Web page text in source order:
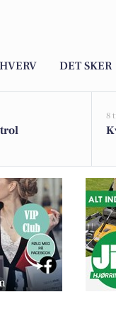
DET SKER
8
Mæglere skræddersyr dit